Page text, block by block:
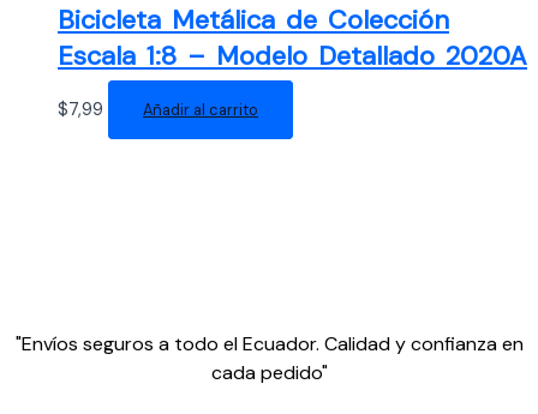
Bicicleta Metálica de Colección
Escala 1:8 – Modelo Detallado 2020A
$7,99 Añadir al carrito
"Envíos seguros a todo el Ecuador. Calidad y confianza en
cada pedido"